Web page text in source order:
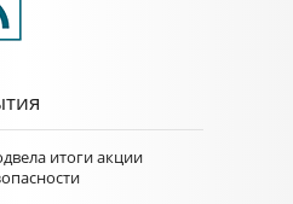
итоги акции